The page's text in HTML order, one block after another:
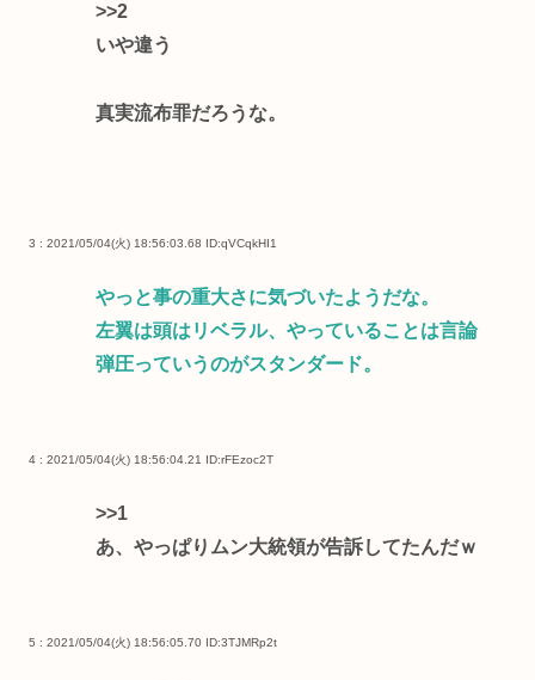
>>2
いや違う
真実流布罪だろうな。
3 : 2021/05/04(火) 18:56:03.68 ID:qVCqkHI1
やっと事の重大さに気づいたようだな。
左翼は頭はリベラル、やっていることは言論
弾圧っていうのがスタンダード。
4 : 2021/05/04(火) 18:56:04.21 ID:rFEzoc2T
>>1
あ、やっぱりムン大統領が告訴してたんだｗ
5 : 2021/05/04(火) 18:56:05.70 ID:3TJMRp2t